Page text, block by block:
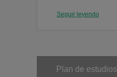
Seguir leyendo
Plan de estudios